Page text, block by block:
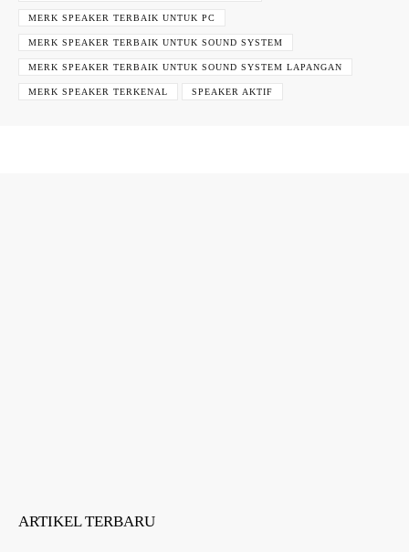
MERK SPEAKER TERBAIK UNTUK PC
MERK SPEAKER TERBAIK UNTUK SOUND SYSTEM
MERK SPEAKER TERBAIK UNTUK SOUND SYSTEM LAPANGAN
MERK SPEAKER TERKENAL SPEAKER AKTIF
ARTIKEL TERBARU